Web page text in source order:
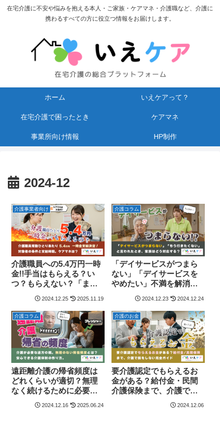
在宅介護に不安や悩みを抱える本人・ご家族・ケアマネ・介護職など、介護に
携わるすべての方に役立つ情報をお届けします。
ホーム いえケアって？
在宅介護で困ったとき ケアマネ
事業所向け情報 HP制作
2024-12
介護事業者向け
介護職員への5.4万円一時
金!!手当はもらえる？い
つ？もらえない？「ま
不満爆発!
2024.12.25 2025.11.19
介護コラム
「デイサービスがつまら
ない」「デイサービスを
やめたい」不満を解消す
と解決策
2024.12.23 2024.12.24
介護コラム
遠距離介護の帰省頻度は
どれくらいが適切？無理
なく続けるために必要な
訪問回数
2024.12.16 2025.06.24
介護のお金
要介護認定でもらえるお
金がある？給付金・民間
介護保険まで、介護で損
をしない完全ガイド
2024.12.06